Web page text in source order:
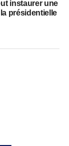
instaurer une
présidentielle